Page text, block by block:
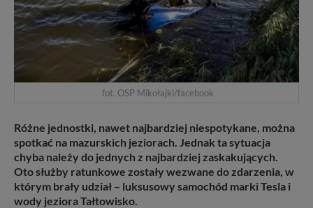
fot. OSP Mikołajki/facebook
Różne jednostki, nawet najbardziej niespotykane, można
spotkać na mazurskich jeziorach. Jednak ta sytuacja
chyba należy do jednych z najbardziej zaskakujących.
Oto służby ratunkowe zostały wezwane do zdarzenia, w
którym brały udział – luksusowy samochód marki Tesla i
wody jeziora Tałtowisko.